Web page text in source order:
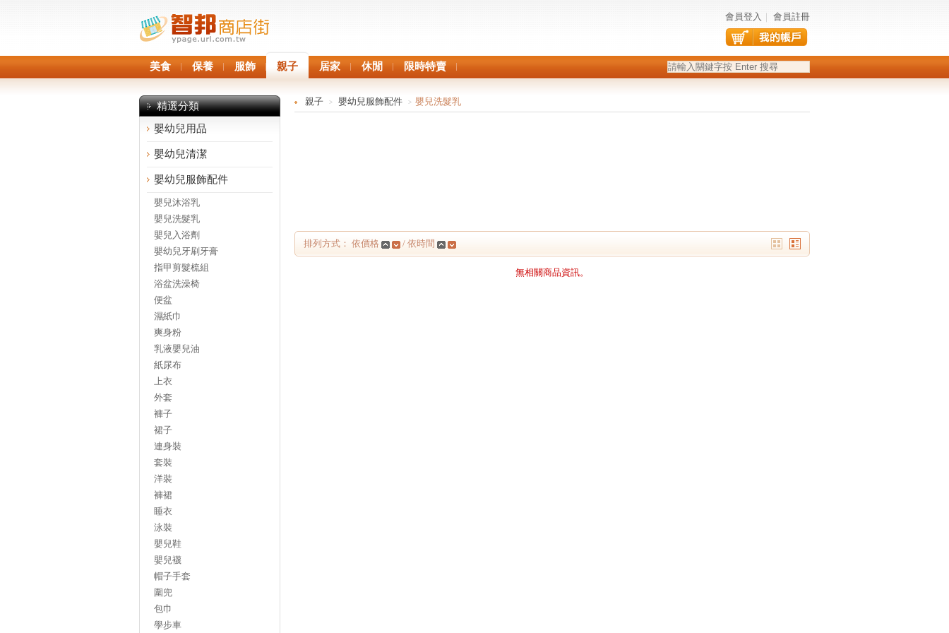
美食 保養 服飾 親子 居家 休閒 限時特賣
會員登入 會員註冊
精選分類
嬰幼兒用品
嬰幼兒清潔
嬰幼兒服飾配件
嬰兒沐浴乳
嬰兒洗髮乳
嬰兒入浴劑
嬰幼兒牙刷牙膏
指甲剪髮梳組
浴盆洗澡椅
便盆
濕紙巾
爽身粉
乳液嬰兒油
紙尿布
上衣
外套
褲子
裙子
連身裝
套裝
洋裝
褲裙
睡衣
泳裝
嬰兒鞋
嬰兒襪
帽子手套
圍兜
包巾
學步車
親子 > 嬰幼兒服飾配件 > 嬰兒洗髮乳
排列方式： 依價格 / 依時間
無相關商品資訊。